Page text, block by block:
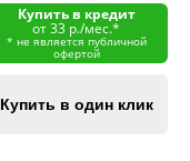
Купить в кредит
от 33 р./мес.*
* не является публичной
офертой
Купить в один клик